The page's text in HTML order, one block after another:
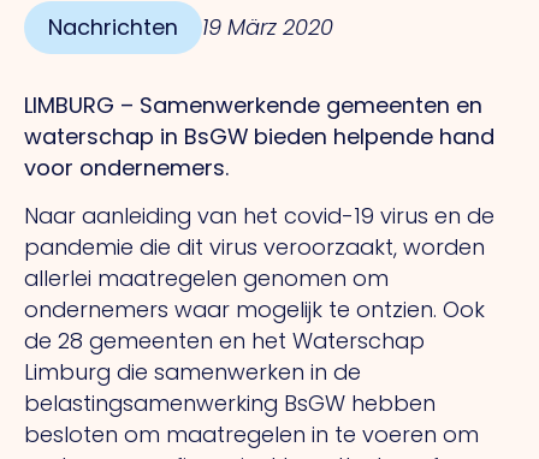
Nachrichten 19 März 2020
LIMBURG – Samenwerkende gemeenten en
waterschap in BsGW bieden helpende hand
voor ondernemers.
Naar aanleiding van het covid-19 virus en de
pandemie die dit virus veroorzaakt, worden
allerlei maatregelen genomen om
ondernemers waar mogelijk te ontzien. Ook
de 28 gemeenten en het Waterschap
Limburg die samenwerken in de
belastingsamenwerking BsGW hebben
besloten om maatregelen in te voeren om